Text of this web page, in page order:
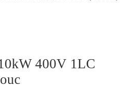
400V 1LC